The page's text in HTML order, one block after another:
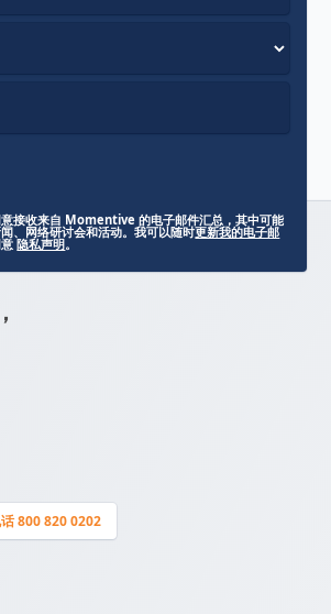
接收来自 Momentive 的电子邮件汇总，其中可能
、网络研讨会和活动。我可以随时更新我的电子邮
意隐私声明。
800 820 0202